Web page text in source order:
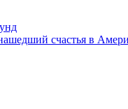
счастья в